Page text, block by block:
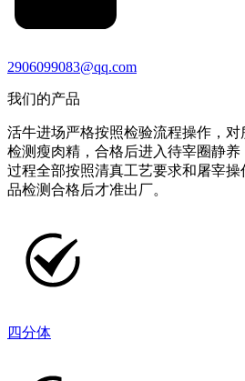
2906099083@qq.com
我们的产品
活牛进场严格按照检验流程操作，
检测瘦肉精，合格后进入待宰圈静
过程全部按照清真工艺要求和屠宰
品检测合格后才准出厂。
四分体